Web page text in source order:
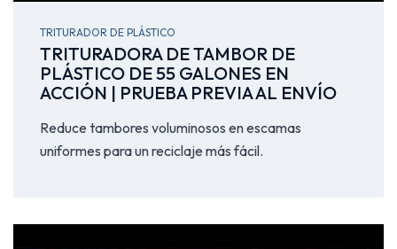
TRITURADOR DE PLÁSTICO
TRITURADORA DE TAMBOR DE
PLÁSTICO DE 55 GALONES EN
ACCIÓN | PRUEBA PREVIA AL ENVÍO
Reduce tambores voluminosos en escamas
uniformes para un reciclaje más fácil.